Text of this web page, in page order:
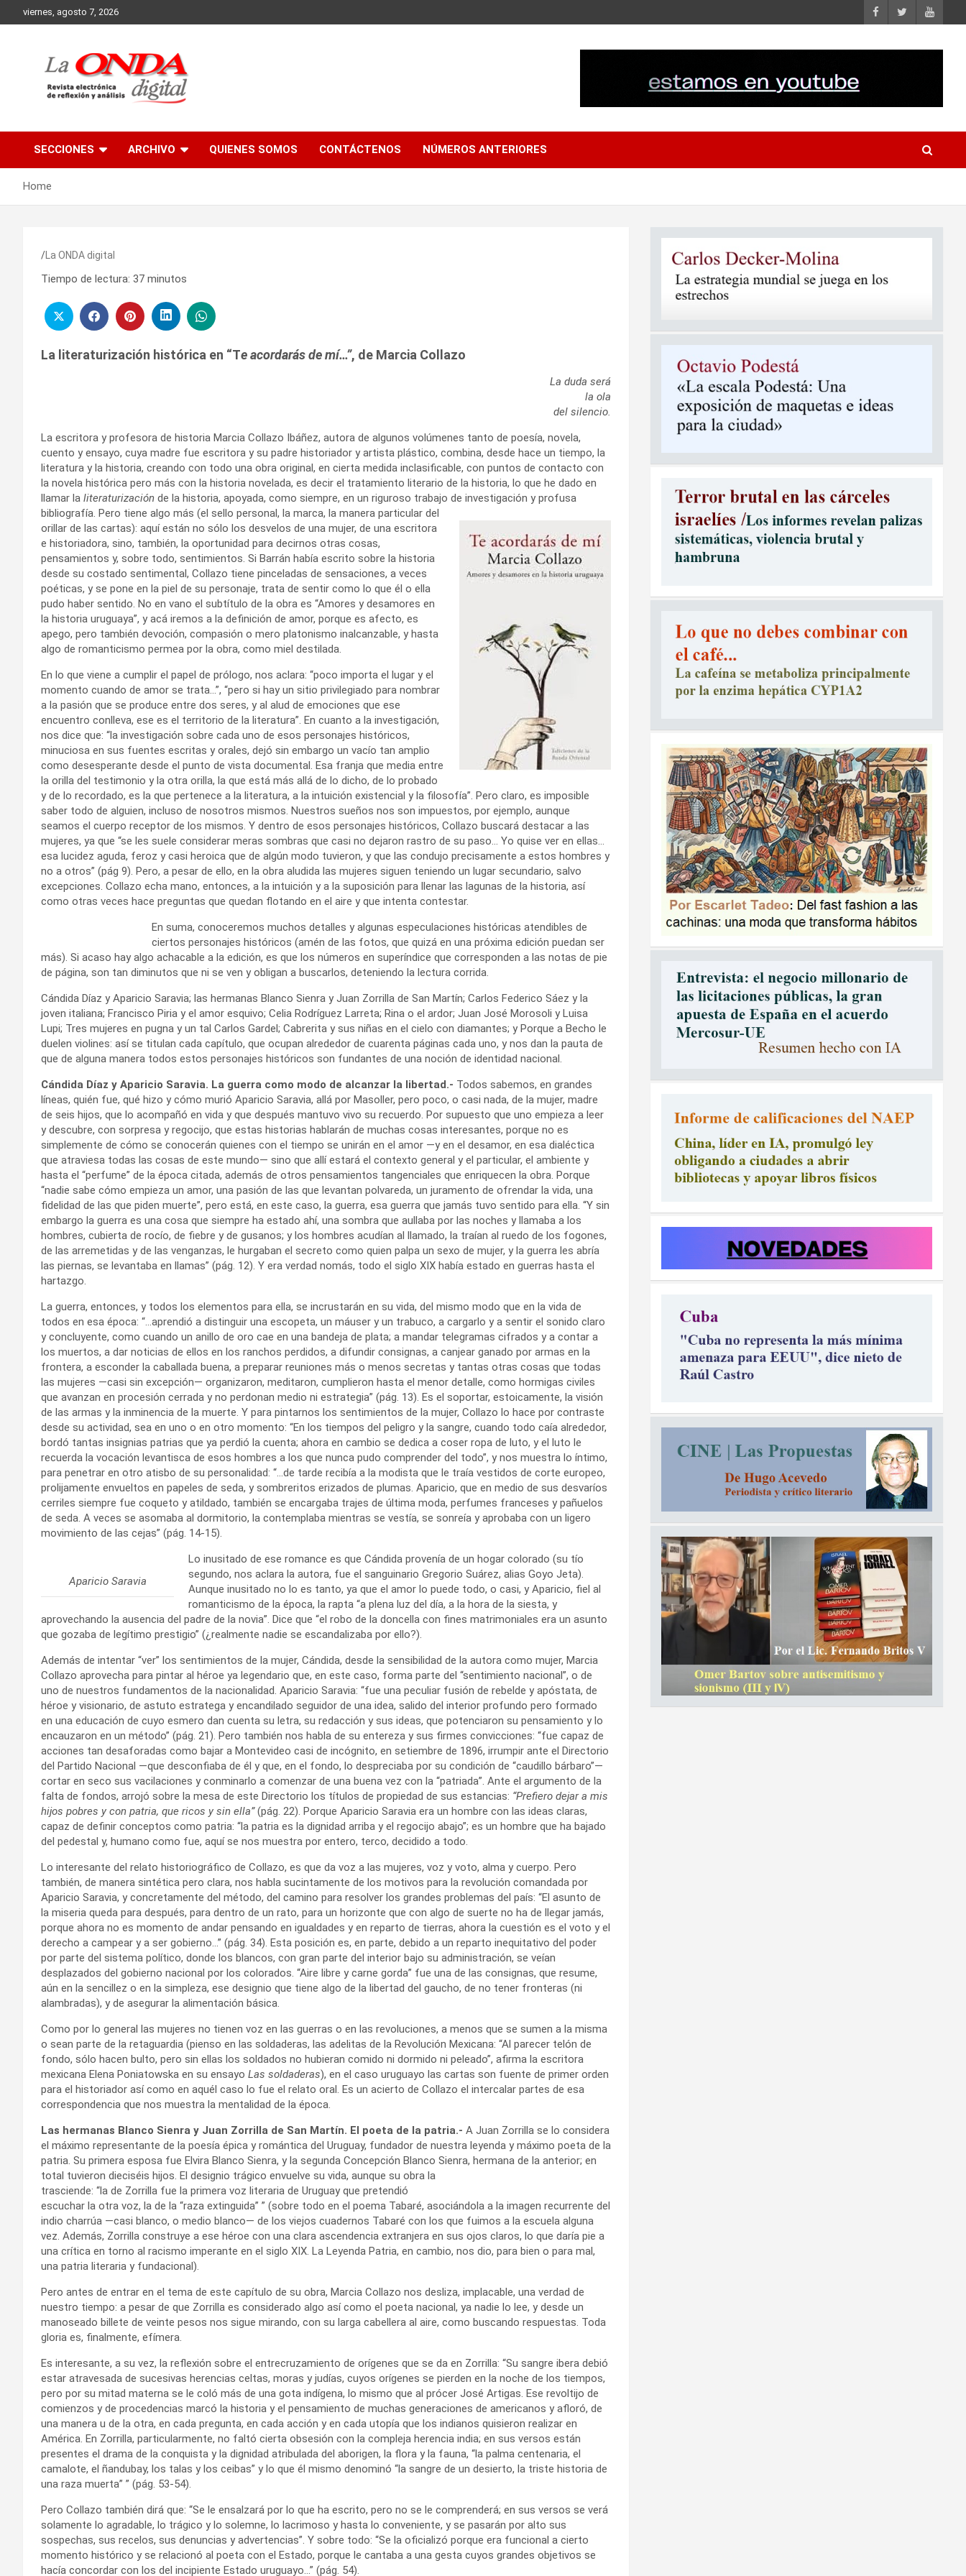
to
viernes, agosto 7, 2026
SECCIONES ARCHIVO QUIENES SOMOS CONTÁCTENOS NÚMEROS ANTERIORES
Home
La ONDA digital
Tiempo de lectura: 37 minutos
La literaturización histórica en “Te acordarás de mí…”, de Marcia Collazo
La duda será
la ola
del silencio.
La escritora y profesora de historia Marcia Collazo Ibáñez, autora de algunos volúmenes tanto de poesía, novela,
cuento y ensayo, cuya madre fue escritora y su padre historiador y artista plástico, combina, desde hace un tiempo, la
literatura y la historia, creando con todo una obra original, en cierta medida inclasificable, con puntos de contacto con
la novela histórica pero más con la historia novelada, es decir el tratamiento literario de la historia, lo que he dado en
llamar la literaturización de la historia, apoyada, como siempre, en un riguroso trabajo de investigación yprofusa
bibliografía. Pero tiene algo más (el sello personal, la marca, la manera particular del
orillar de las cartas): aquí están no sólo los desvelos de una mujer, de una escritora
e historiadora, sino, también, la oportunidad para decirnos otras cosas,
pensamientos y, sobre todo, sentimientos. Si Barrán había escrito sobre la historia
desde su costado sentimental, Collazo tiene pinceladas de sensaciones, a veces
poéticas, y se pone en la piel de su personaje, trata de sentir como lo que él o ella
pudo haber sentido. No en vano el subtítulo de la obra es “Amores y desamores en
la historia uruguaya”, y acá iremos a la definición de amor, porque es afecto, es
apego, pero también devoción, compasión o mero platonismo inalcanzable, y hasta
algo de romanticismo permea por la obra, como miel destilada.
En lo que viene a cumplir el papel de prólogo, nos aclara: “poco importa el lugar y el
momento cuando de amor se trata…”, “pero si hay un sitio privilegiado para nombrar
a la pasión que se produce entre dos seres, y al alud de emociones que ese
encuentro conlleva, ese es el territorio de la literatura”. En cuanto a la investigación,
nos dice que: “la investigación sobre cada uno de esos personajes históricos,
minuciosa en sus fuentes escritas y orales, dejó sin embargo un vacío tan amplio
como desesperante desde el punto de vista documental. Esa franja que media entre
la orilla del testimonio y la otra orilla, la que está más allá de lo dicho, de lo probado
y de lo recordado, es la que pertenece a la literatura, a la intuición existencial y la filosofía”. Pero claro, es imposible
saber todo de alguien, incluso de nosotros mismos. Nuestros sueños nos son impuestos, por ejemplo, aunque
seamos el cuerpo receptor de los mismos. Y dentro de esos personajes históricos, Collazo buscará destacar a las
mujeres, ya que “se les suele considerar meras sombras que casi no dejaron rastro de su paso… Yo quise ver en ellas…
esa lucidez aguda, feroz y casi heroica que de algún modo tuvieron, y que las condujo precisamente a estos hombres y
no a otros” (pág 9). Pero, a pesar de ello, en la obra aludida las mujeres siguen teniendo un lugar secundario, salvo
excepciones. Collazo echa mano, entonces, a la intuición y a la suposición para llenar las lagunas de la historia, así
como otras veces hace preguntas que quedan flotando en el aire y que intenta contestar.
En suma, conoceremos muchos detalles y algunas especulaciones históricas atendibles de
ciertos personajes históricos (amén de las fotos, que quizá en una próxima edición puedan ser
más). Si acaso hay algo achacable a la edición, es que los números en superíndice que corresponden a las notas de pie
de página, son tan diminutos que ni se ven y obligan a buscarlos, deteniendo la lectura corrida.
Cándida Díaz y Aparicio Saravia; las hermanas Blanco Sienra y Juan Zorrilla de San Martín; Carlos Federico Sáez y la
joven italiana; Francisco Piria y el amor esquivo; Celia Rodríguez Larreta; Rina o el ardor; Juan José Morosoli y Luisa
Lupi; Tres mujeres en pugna y un tal Carlos Gardel; Cabrerita y sus niñas en el cielo con diamantes; y Porque a Becho le
duelen violines: así se titulan cada capítulo, que ocupan alrededor de cuarenta páginas cada uno, y nos dan la pauta de
que de alguna manera todos estos personajes históricos son fundantes de una noción de identidad nacional.
Cándida Díaz y Aparicio Saravia. La guerra como modo de alcanzar la libertad.- Todos sabemos, en grandes
líneas, quién fue, qué hizo y cómo murió Aparicio Saravia, allá por Masoller, pero poco, o casi nada, de la mujer, madre
de seis hijos, que lo acompañó en vida y que después mantuvo vivo su recuerdo. Por supuesto que uno empieza a leer
y descubre, con sorpresa y regocijo, que estas historias hablarán de muchas cosas interesantes, porque no es
simplemente de cómo se conocerán quienes con el tiempo se unirán en el amor —y en el desamor, en esa dialéctica
que atraviesa todas las cosas de este mundo— sino que allí estará el contexto general y el particular, el ambiente y
hasta el “perfume” de la época citada, además de otros pensamientos tangenciales que enriquecen la obra. Porque
“nadie sabe cómo empieza un amor, una pasión de las que levantan polvareda, un juramento de ofrendar la vida, una
fidelidad de las que piden muerte”, pero está, en este caso, la guerra, esa guerra que jamás tuvo sentido para ella. “Y sin
embargo la guerra es una cosa que siempre ha estado ahí, una sombra que aullaba por las noches y llamaba a los
hombres, cubierta de rocío, de fiebre y de gusanos; y los hombres acudían al llamado, la traían al ruedo de los fogones,
de las arremetidas y de las venganzas, le hurgaban el secreto como quien palpa un sexo de mujer, y la guerra les abría
las piernas, se levantaba en llamas” (pág. 12). Y era verdad nomás, todo el siglo XIX había estado en guerras hasta el
hartazgo.
La guerra, entonces, y todos los elementos para ella, se incrustarán en su vida, del mismo modo que en la vida de
todos en esa época: “…aprendió a distinguir una escopeta, un máuser y un trabuco, a cargarlo y a sentir el sonido claro
y concluyente, como cuando un anillo de oro cae en una bandeja de plata; a mandar telegramas cifrados y a contar a
los muertos, a dar noticias de ellos en los ranchos perdidos, a difundir consignas, a canjear ganado por armas en la
frontera, a esconder la caballada buena, a preparar reuniones más o menos secretas y tantas otras cosas que todas
las mujeres —casi sin excepción— organizaron, meditaron, cumplieron hasta el menor detalle, como hormigas civiles
que avanzan en procesión cerrada y no perdonan medio ni estrategia” (pág. 13). Es el soportar, estoicamente, la visión
de las armas y la inminencia de la muerte. Y para pintarnos los sentimientos de la mujer, Collazo lo hace por contraste
desde su actividad, sea en uno o en otro momento: “En los tiempos del peligro y la sangre, cuando todo caía alrededor,
bordó tantas insignias patrias que ya perdió la cuenta; ahora en cambio se dedica a coser ropa de luto, y el luto le
recuerda la vocación levantisca de esos hombres a los que nunca pudo comprender del todo”, y nos muestra lo íntimo,
para penetrar en otro atisbo de su personalidad: “…de tarde recibía a la modista que le traía vestidos de corte europeo,
prolijamente envueltos en papeles de seda, y sombreritos erizados de plumas. Aparicio, que en medio de sus desvaríos
cerriles siempre fue coqueto y atildado, también se encargaba trajes de última moda, perfumes franceses y pañuelos
de seda. A veces se asomaba al dormitorio, la contemplaba mientras se vestía, se sonreía y aprobaba con un ligero
movimiento de las cejas” (pág. 14-15).
Aparicio Saravia
Lo inusitado de ese romance es que Cándida provenía de un hogar colorado (su tío
segundo, nos aclara la autora, fue el sanguinario Gregorio Suárez, alias Goyo Jeta).
Aunque inusitado no lo es tanto, ya que el amor lo puede todo, o casi, y Aparicio, fiel al
romanticismo de la época, la rapta “a plena luz del día, a la hora de la siesta, y
aprovechando la ausencia del padre de la novia”. Dice que “el robo de la doncella con fines matrimoniales era un asunto
que gozaba de legítimo prestigio” (¿realmente nadie se escandalizaba por ello?).
Además de intentar “ver” los sentimientos de la mujer, Cándida, desde la sensibilidad de la autora como mujer, Marcia
Collazo aprovecha para pintar al héroe ya legendario que, en este caso, forma parte del “sentimiento nacional”, o de
uno de nuestros fundamentos de la nacionalidad. Aparicio Saravia: “fue una peculiar fusión de rebelde y apóstata, de
héroe y visionario, de astuto estratega y encandilado seguidor de una idea, salido del interior profundo pero formado
en una educación de cuyo esmero dan cuenta su letra, su redacción y sus ideas, que potenciaron su pensamiento y lo
encauzaron en un método” (pág. 21). Pero también nos habla de su entereza y sus firmes convicciones: “fue capaz de
acciones tan desaforadas como bajar a Montevideo casi de incógnito, en setiembre de 1896, irrumpir ante el Directorio
del Partido Nacional —que desconfiaba de él y que, en el fondo, lo despreciaba por su condición de “caudillo bárbaro”—
cortar en seco sus vacilaciones y conminarlo a comenzar de una buena vez con la “patriada”. Ante el argumento de la
falta de fondos, arrojó sobre la mesa de este Directorio los títulos de propiedad de sus estancias: “Prefiero dejar a mis
hijos pobres y con patria, que ricos y sin ella”(pág. 22). Porque Aparicio Saravia era un hombre con las ideas claras,
capaz de definir conceptos como patria: “la patria es la dignidad arriba y el regocijo abajo”; es un hombre que ha bajado
del pedestal y, humano como fue, aquí se nos muestra por entero, terco, decidido a todo.
Lo interesante del relato historiográfico de Collazo, es que da voz a las mujeres, voz y voto, alma y cuerpo. Pero
también, de manera sintética pero clara, nos habla sucintamente de los motivos para la revolución comandada por
Aparicio Saravia, y concretamente del método, del camino para resolver los grandes problemas del país: “El asunto de
la miseria queda para después, para dentro de un rato, para un horizonte que con algo de suerte no ha de llegar jamás,
porque ahora no es momento de andar pensando en igualdades y en reparto de tierras, ahora la cuestión es el voto y el
derecho a campear y a ser gobierno…” (pág. 34). Esta posición es, en parte, debido a un reparto inequitativo del poder
por parte del sistema político, donde los blancos, con gran parte del interior bajo su administración, se veían
desplazados del gobierno nacional por los colorados. “Aire libre y carne gorda” fue una de las consignas, que resume,
aún en la sencillez o en la simpleza, ese designio que tiene algo de la libertad del gaucho, de no tener fronteras (ni
alambradas), y de asegurar la alimentación básica.
Como por lo general las mujeres no tienen voz en las guerras o en las revoluciones, a menos que se sumen a la misma
o sean parte de la retaguardia (pienso en las soldaderas, las adelitas de la Revolución Mexicana: “Al parecer telón de
fondo, sólo hacen bulto, pero sin ellas los soldados no hubieran comido ni dormido ni peleado”, afirma la escritora
mexicana Elena Poniatowska en su ensayo Las soldaderas), en el caso uruguayo las cartas son fuente de primer orden
para el historiador así como en aquél caso lo fue el relato oral. Es un acierto de Collazo el intercalar partes de esa
correspondencia que nos muestra la mentalidad de la época.
Las hermanas Blanco Sienra y Juan Zorrilla de San Martín. El poeta de la patria.- A Juan Zorrilla se lo considera
el máximo representante de la poesía épica y romántica del Uruguay, fundador de nuestra leyenda y máximo poeta de la
patria. Su primera esposa fue Elvira Blanco Sienra, y la segunda Concepción Blanco Sienra, hermana de la anterior; en
total tuvieron dieciséis hijos. El designio trágico envuelve su vida, aunque su obra la
trasciende: “la de Zorrilla fue la primera voz literaria de Uruguay que pretendió
escuchar la otra voz, la de la “raza extinguida” ” (sobre todo en el poema Tabaré, asociándola a la imagen recurrente del
indio charrúa —casi blanco, o medio blanco— de los viejos cuadernos Tabaré con los que fuimos a la escuela alguna
vez. Además, Zorrilla construye a ese héroe con una clara ascendencia extranjera en sus ojos claros, lo que daría pie a
una crítica en torno al racismo imperante en el siglo XIX. La Leyenda Patria, en cambio, nos dio, para bien o para mal,
una patria literaria y fundacional).
Pero antes de entrar en el tema de este capítulo de su obra, Marcia Collazo nos desliza, implacable, una verdad de
nuestro tiempo: a pesar de que Zorrilla es considerado algo así como el poeta nacional, ya nadie lo lee, y desde un
manoseado billete de veinte pesos nos sigue mirando, con su larga cabellera al aire, como buscando respuestas. Toda
gloria es, finalmente, efímera.
Es interesante, a su vez, la reflexión sobre el entrecruzamiento de orígenes que se da en Zorrilla: “Su sangre ibera debió
estar atravesada de sucesivas herencias celtas, moras y judías, cuyos orígenes se pierden en la noche de los tiempos,
pero por su mitad materna se le coló más de una gota indígena, lo mismo que al prócer José Artigas. Ese revoltijo de
comienzos y de procedencias marcó la historia y el pensamiento de muchas generaciones de americanos y afloró, de
una manera u de la otra, en cada pregunta, en cada acción y en cada utopía que los indianos quisieron realizar en
América. En Zorrilla, particularmente, no faltó cierta obsesión con la compleja herencia india; en sus versos están
presentes el drama de la conquista y la dignidad atribulada del aborigen, la flora y la fauna, “la palma centenaria, el
camalote, el ñandubay, los talas y los ceibas” y lo que él mismo denominó “la sangre de un desierto, la triste historia de
una raza muerta” ” (pág. 53-54).
Pero Collazo también dirá que: “Se le ensalzará por lo que ha escrito, pero no se le comprenderá; en sus versos se verá
solamente lo agradable, lo trágico y lo solemne, lo lacrimoso y hasta lo conveniente, y se pasarán por alto sus
sospechas, sus recelos, sus denuncias y advertencias”. Y sobre todo: “Se la oficializó porque era funcional a cierto
momento histórico y se relacionó al poeta con el Estado, porque le cantaba a una gesta cuyos grandes objetivos se
hacía concordar con los del incipiente Estado uruguayo…” (pág. 54).